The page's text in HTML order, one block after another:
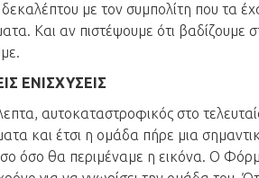
δεκαλέπτου με τον συμπολίτη που τα
Και αν πιστέψουμε ότι βαδίζουμε
ΕΝΙΣΧΥΣΕΙΣ
αυτοκαταστροφικός στο
και έτσι η ομάδα πήρε μια
όσο θα περιμέναμε η εικόνα. Ο